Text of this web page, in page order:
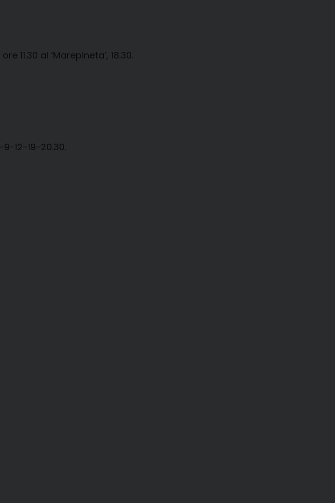
11.30 al ‘Marepineta’, 18.30.
12-19-20.30.